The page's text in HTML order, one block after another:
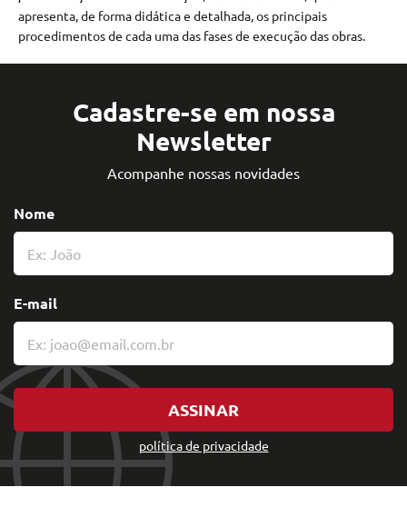
apresenta, de forma didática e detalhada, os principais
procedimentos de cada uma das fases de execução das obras.
Cadastre-se em nossa
Newsletter
Acompanhe nossas novidades
política de privacidade
Nome
E-mail
ASSINAR